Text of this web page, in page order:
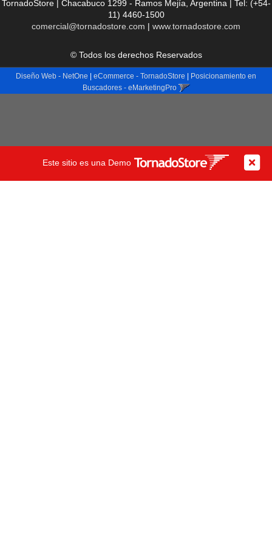
TornadoStore | Chacabuco 1299 - Ramos Mejía, Argentina | Tel: (+54-
11) 4460-1500
comercial@tornadostore.com | www.tornadostore.com
© Todos los derechos Reservados
Diseño Web - NetOne | eCommerce - TornadoStore | Posicionamiento en
Buscadores - eMarketingPro
Este sitio es una Demo